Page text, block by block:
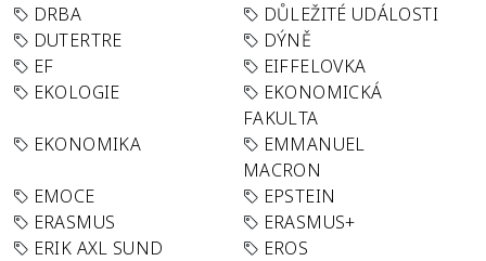
DRBA
DŮLEŽITÉ UDÁLOSTI
DUTERTRE
DÝNĚ
EF
EIFFELOVKA
EKOLOGIE
EKONOMICKÁ
FAKULTA
EKONOMIKA
EMMANUEL
MACRON
EMOCE
EPSTEIN
ERASMUS
ERASMUS+
ERIK AXL SUND
EROS